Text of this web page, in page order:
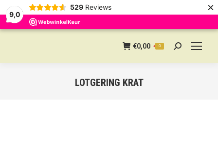
9,0
529 Reviews ×
€0,00 0 Search:
LOTGERING KRAT